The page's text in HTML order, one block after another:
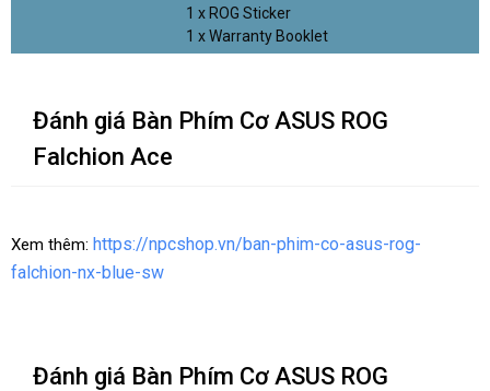
1 x ROG Sticker
1 x Warranty Booklet
Đánh giá Bàn Phím Cơ ASUS ROG
Falchion Ace
Xem thêm: https://npcshop.vn/ban-phim-co-asus-rog-
falchion-nx-blue-sw
Đánh giá Bàn Phím Cơ ASUS ROG